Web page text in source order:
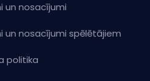
un nosacījumi
un nosacījumi spēlētājiem
politika